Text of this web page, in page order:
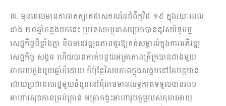
៣. មុនពេលមានការរាតត្បាតជាសកលនៃជំងឺកូវីដ ១៩ ក្នុងរយៈពេល
ជាង ២០ឆ្នាំកន្លងមកនេះ ប្រទេសកម្ពុជាសម្រេចបាននូវសមិទ្ធកម្ម
សេដ្ឋកិច្ចដ៏ខ្លាំងក្លា និងមានវឌ្ឍនភាពគួរឱ្យកត់សម្គាល់ក្នុងការអភិវឌ្ឍ
សេដ្ឋកិច្ច សង្គម ហើយបានកាត់បន្ថយអត្រាភាពក្រីក្របានជាងមួយ
ភាគរយក្នុងមួយឆ្នាំក៏ដោយ ក៏ប៉ុន្តែវិសមភាពក្នុងសង្គមនៅតែបន្តមាន
ដោយប្រជាពលរដ្ឋមួយចំនួននៅពុំអាចមានលទ្ធភាពទទួលបានរបប
អាហារសុខភាពគ្រប់គ្រាន់ អត្រាកង្វះអាហារូបត្ថម្ភរបស់កុមារអាយុ